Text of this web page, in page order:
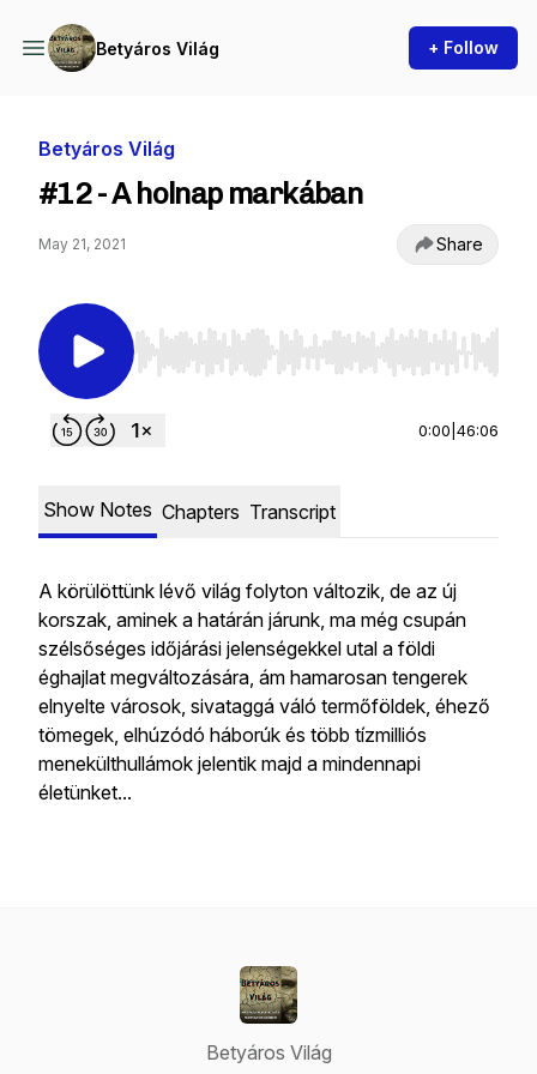
Betyáros Világ + Follow
Betyáros Világ
#12 - A holnap markában
May 21, 2021 Share
Use Left/Right to seek, Home/End to jump to
0:00 46:06
Show Notes Chapters Transcript
A körülöttünk lévő világ folyton változik, de az új
korszak, aminek a határán járunk, ma még csupán
szélsőséges időjárási jelenségekkel utal a földi
éghajlat megváltozására, ám hamarosan tengerek
elnyelte városok, sivataggá váló termőföldek, éhező
tömegek, elhúzódó háborúk és több tízmilliós
menekülthullámok jelentik majd a mindennapi
életünket...
Betyáros Világ